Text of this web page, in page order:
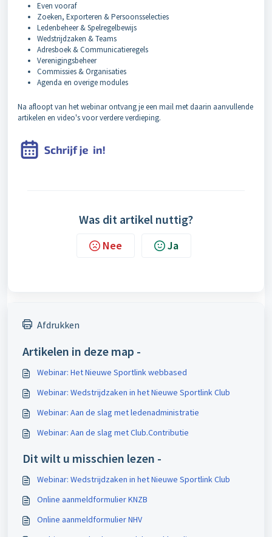
Even vooraf
Zoeken, Exporteren & Persoonsselecties
Ledenbeheer & Spelregelbewijs
Wedstrijdzaken & Teams
Adresboek & Communicatieregels
Verenigingsbeheer
Commissies & Organisaties
Agenda en overige modules
Na afloopt van het webinar ontvang je een mail met daarin aanvullende
artikelen en video's voor verdere verdieping.
Was dit artikel nuttig?
Nee Ja
Afdrukken
Artikelen in deze map -
Webinar: Het Nieuwe Sportlink webbased
Webinar: Wedstrijdzaken in het Nieuwe Sportlink Club
Webinar: Aan de slag met ledenadministratie
Webinar: Aan de slag met Club.Contributie
Dit wilt u misschien lezen -
Webinar: Wedstrijdzaken in het Nieuwe Sportlink Club
Online aanmeldformulier KNZB
Online aanmeldformulier NHV